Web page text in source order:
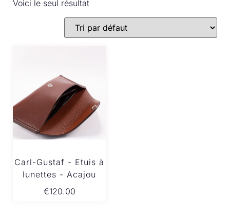
Voici le seul résultat
Carl-Gustaf - Etuis à
lunettes - Acajou
€120.00